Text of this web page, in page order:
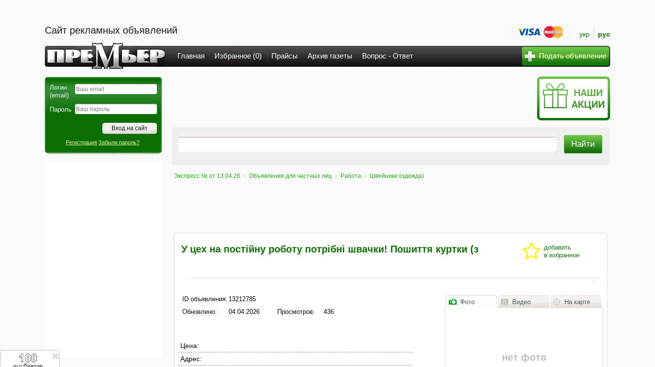
Сайт рекламных объявлений укр рус
Главная Избранное (0) Прайсы Архив газеты Вопрос - Ответ Подать объявление
Логин
(email)
Пароль
Регистрация Забыли пароль?
Экспресс № от 13.04.26 Объявления для частных лиц Работа Швейники (одежда)
У цех на постійну роботу потрібні швачки! Пошиття куртки (з
добавить
в избранное
ID объявления: 13212785
Обновлено:
04.04.2026 Просмотров: 436
Цена:
Адрес:
Фото Видео На карте
нет фото